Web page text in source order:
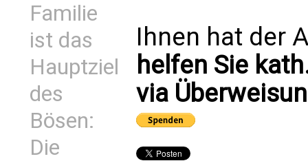
Familie
ist das
Hauptziel
des
Bösen:
Die
Ihnen hat der
helfen Sie
via